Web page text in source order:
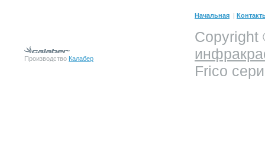
Начальная |
Производство Калабер
Copyright
Frico